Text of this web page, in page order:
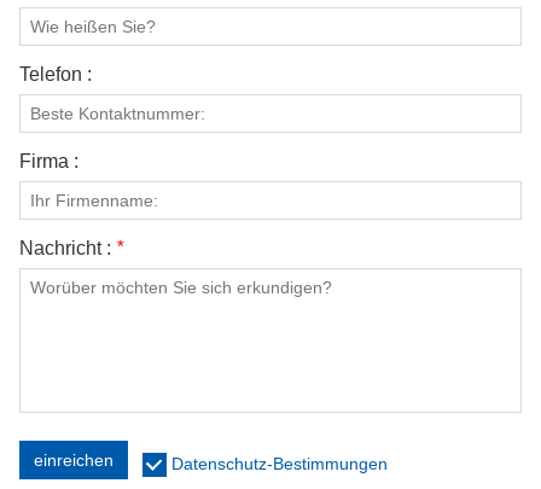
Telefon :
Firma :
Nachricht : *
einreichen Datenschutz-Bestimmungen